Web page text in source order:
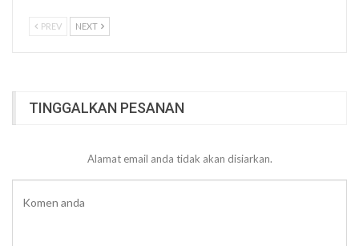
PREV NEXT
TINGGALKAN PESANAN
Alamat email anda tidak akan disiarkan.